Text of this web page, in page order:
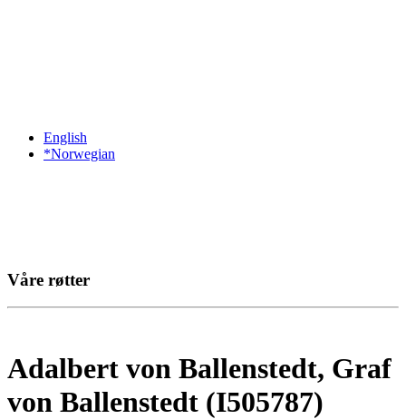
English
*Norwegian
Våre røtter
Adalbert von Ballenstedt, Graf
von Ballenstedt (I505787)